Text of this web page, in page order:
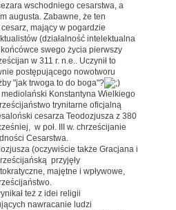
wschodniego cesarstwa, a
augusta. Zabawne, że ten
mający w pogardzie
(działalność intelektualna
końcówce swego życia pierwszy
w 311 r. n.e.. Uczynił to
postępującego nowotworu
"jak trwoga to do boga"?
mediolański Konstantyna Wielkiego
trynitarne oficjalną
cesarza Teodozjusza z 380
w poł. III w. chrześcijanie
Cesarstwa.
(oczywiście także Gracjana i
przyjęły
majętne i wpływowe,
też z idei religii
nawracanie ludzi